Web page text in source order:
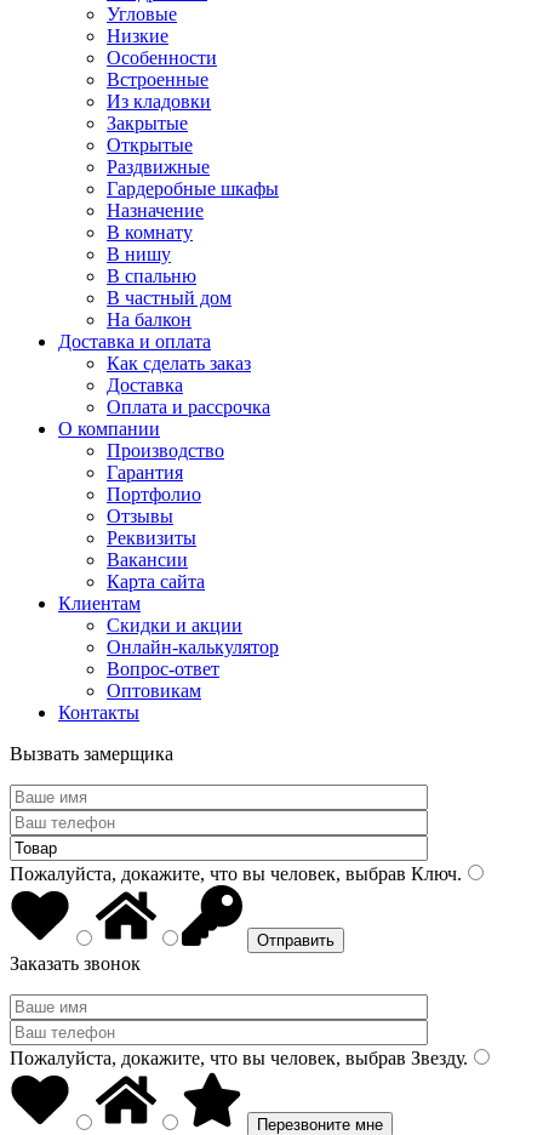
Угловые
Низкие
Особенности
Встроенные
Из кладовки
Закрытые
Открытые
Раздвижные
Гардеробные шкафы
Назначение
В комнату
В нишу
В спальню
В частный дом
На балкон
Доставка и оплата
Как сделать заказ
Доставка
Оплата и рассрочка
О компании
Производство
Гарантия
Портфолио
Отзывы
Реквизиты
Вакансии
Карта сайта
Клиентам
Скидки и акции
Онлайн-калькулятор
Вопрос-ответ
Оптовикам
Контакты
Вызвать замерщика
Пожалуйста, докажите, что вы человек, выбрав Ключ.
Заказать звонок
Пожалуйста, докажите, что вы человек, выбрав Звезду.